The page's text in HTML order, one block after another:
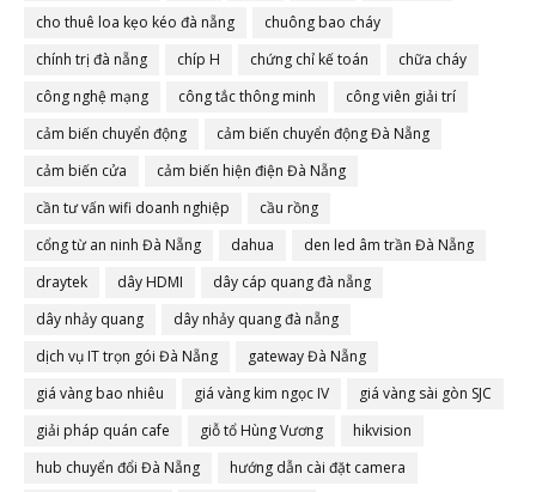
cho thuê loa kẹo kéo đà nẵng
chuông bao cháy
chính trị đà nẵng
chíp H chứng chỉ kế toán
chữa cháy
công nghệ mạng
công tắc thông minh
công viên giải trí
cảm biến chuyển động
cảm biến chuyển động Đà Nẵng
cảm biến cửa
cảm biến hiện điện Đà Nẵng
cần tư vấn wifi doanh nghiệp
cầu rồng
cổng từ an ninh Đà Nẵng
dahua
den led âm trần Đà Nẵng
draytek
dây HDMI
dây cáp quang đà nẵng
dây nhảy quang
dây nhảy quang đà nẵng
dịch vụ IT trọn gói Đà Nẵng
gateway Đà Nẵng
giá vàng bao nhiêu
giá vàng kim ngọc IV
giá vàng sài gòn SJC
giải pháp quán cafe
giỗ tổ Hùng Vương
hikvision
hub chuyển đổi Đà Nẵng
hướng dẫn cài đặt camera